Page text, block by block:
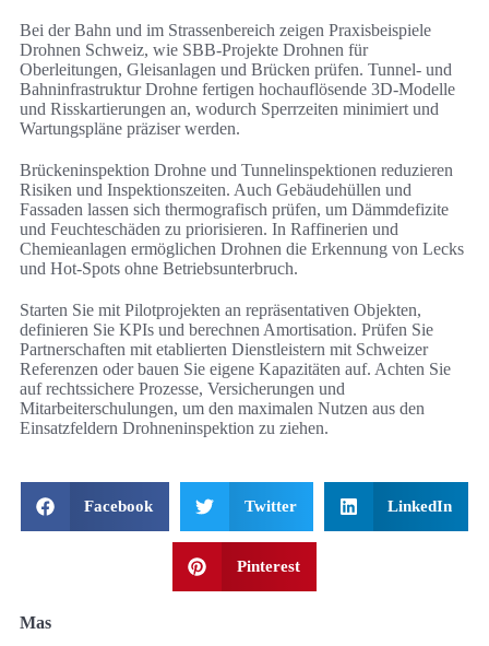
Bei der Bahn und im Strassenbereich zeigen Praxisbeispiele
Drohnen Schweiz, wie SBB-Projekte Drohnen für
Oberleitungen, Gleisanlagen und Brücken prüfen. Tunnel- und
Bahninfrastruktur Drohne fertigen hochauflösende 3D-Modelle
und Risskartierungen an, wodurch Sperrzeiten minimiert und
Wartungspläne präziser werden.
Brückeninspektion Drohne und Tunnelinspektionen reduzieren
Risiken und Inspektionszeiten. Auch Gebäudehüllen und
Fassaden lassen sich thermografisch prüfen, um Dämmdefizite
und Feuchteschäden zu priorisieren. In Raffinerien und
Chemieanlagen ermöglichen Drohnen die Erkennung von Lecks
und Hot-Spots ohne Betriebsunterbruch.
Starten Sie mit Pilotprojekten an repräsentativen Objekten,
definieren Sie KPIs und berechnen Amortisation. Prüfen Sie
Partnerschaften mit etablierten Dienstleistern mit Schweizer
Referenzen oder bauen Sie eigene Kapazitäten auf. Achten Sie
auf rechtssichere Prozesse, Versicherungen und
Mitarbeiterschulungen, um den maximalen Nutzen aus den
Einsatzfeldern Drohneninspektion zu ziehen.
Facebook Twitter LinkedIn
Pinterest
Mas